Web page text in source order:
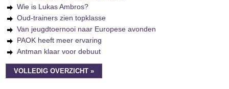
Wie is Lukas Ambros?
Oud-trainers zien topklasse
Van jeugdtoernooi naar Europese avonden
PAOK heeft meer ervaring
Antman klaar voor debuut
VOLLEDIG OVERZICHT »